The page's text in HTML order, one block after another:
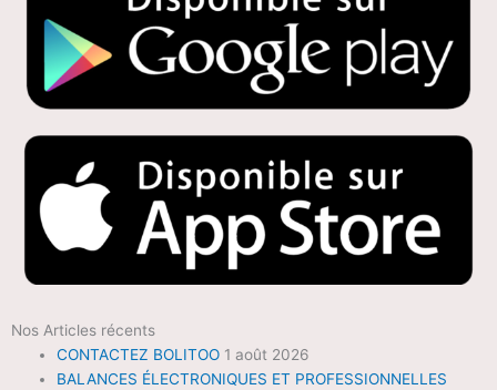
Nos Articles récents
CONTACTEZ BOLITOO 1 août 2026
BALANCES ÉLECTRONIQUES ET PROFESSIONNELLES